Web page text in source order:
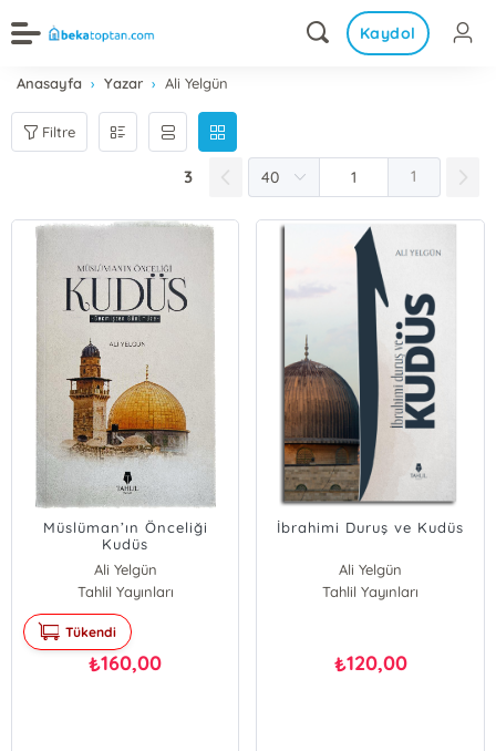
Kaydol
Anasayfa Yazar Ali Yelgün
Filtre
3 1
Müslüman’ın Önceliği
Kudüs
Ali Yelgün
Tahlil Yayınları
Tükendi
₺160,00
İbrahimi Duruş ve Kudüs
Ali Yelgün
Tahlil Yayınları
₺120,00